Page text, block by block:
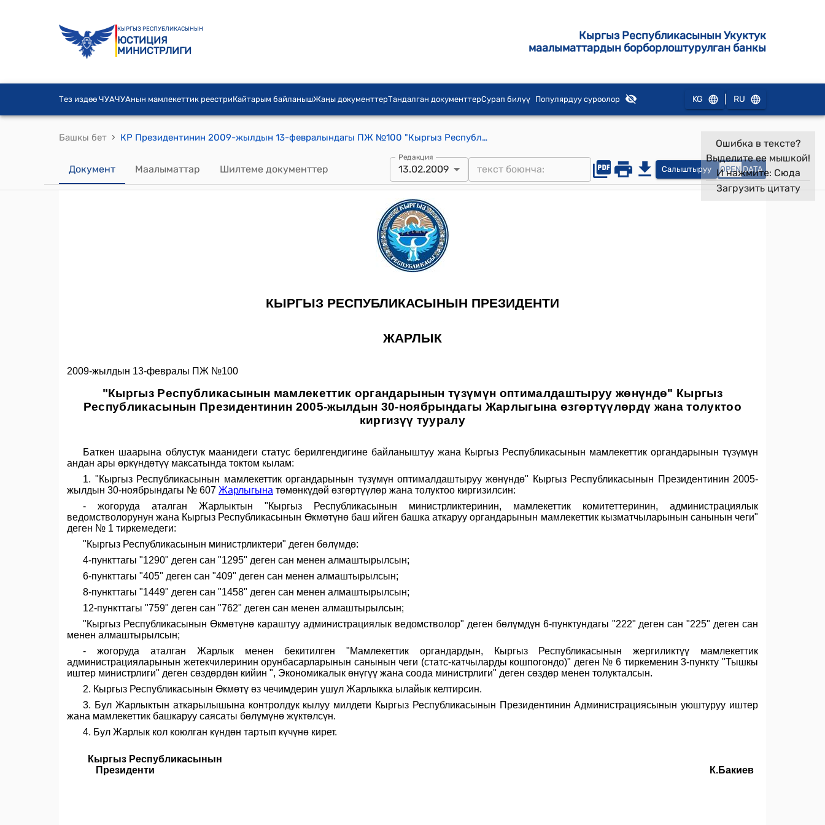
КЫРГЫЗ РЕСПУБЛИКАСЫНЫН
ЮСТИЦИЯ
МИНИСТРЛИГИ
Кыргыз Республикасынын Укуктук
маалыматтардын борборлоштурулган банкы
Тез издөө ЧУАЧУАнын мамлекеттик реестриКайтарым байланышЖаңы документтерТандалган документтерСурап билүү Популярдуу суроолор KG RU
Башкы бет › КР Президентинин 2009-жылдын 13-февралындагы ПЖ №100 "Кыргыз Республикасынын мамлекеттик органдарынын түзүмүн оптималдаштыруу жөнүндө" Кыргыз Республикасынын Президентинин 2005-жылдын 30-ноябрындагы Жарлыгына өзгөртүүлөрдү жана толуктоо киргизүү тууралу" жарлыгы
Документ Маалыматтар Шилтеме документтер
Редакция
13.02.2009 Салыштыруу OPEN DATA
Ошибка в тексте?
Выделите ее мышкой!
И нажмите: Сюда
Загрузить цитату